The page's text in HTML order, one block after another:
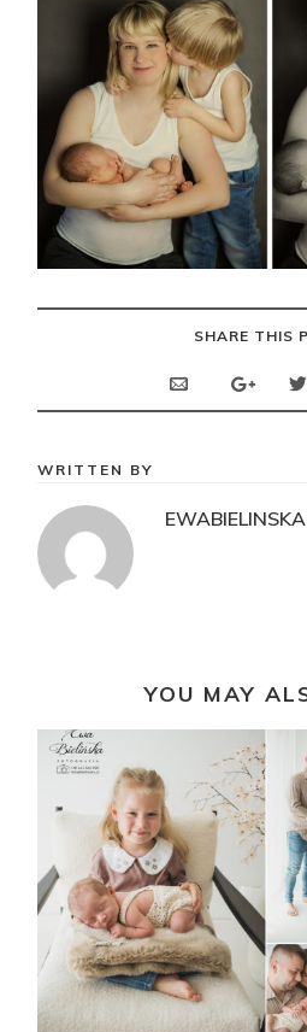
SHARE THIS
WRITTEN BY
EWABIELINSKA
YOU MAY